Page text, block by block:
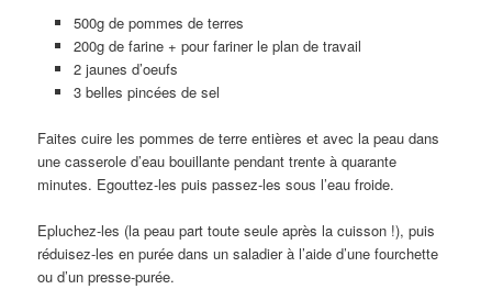
500g de pommes de terres
200g de farine + pour fariner le plan de travail
2 jaunes d’oeufs
3 belles pincées de sel
Faites cuire les pommes de terre entières et avec la peau dans
une casserole d’eau bouillante pendant trente à quarante
minutes. Egouttez-les puis passez-les sous l’eau froide.
Epluchez-les (la peau part toute seule après la cuisson !), puis
réduisez-les en purée dans un saladier à l’aide d’une fourchette
ou d’un presse-purée.